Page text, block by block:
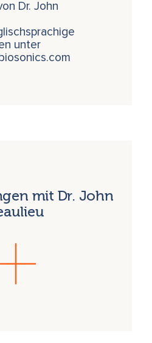
Dr. John
unter
mit Dr. John